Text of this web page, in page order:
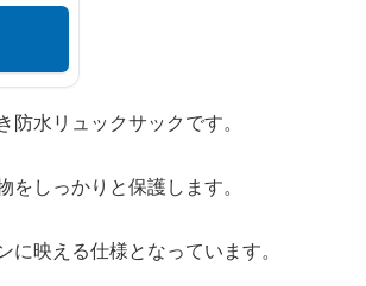
水リュックサックです。
しっかりと保護します。
映える仕様となっています。